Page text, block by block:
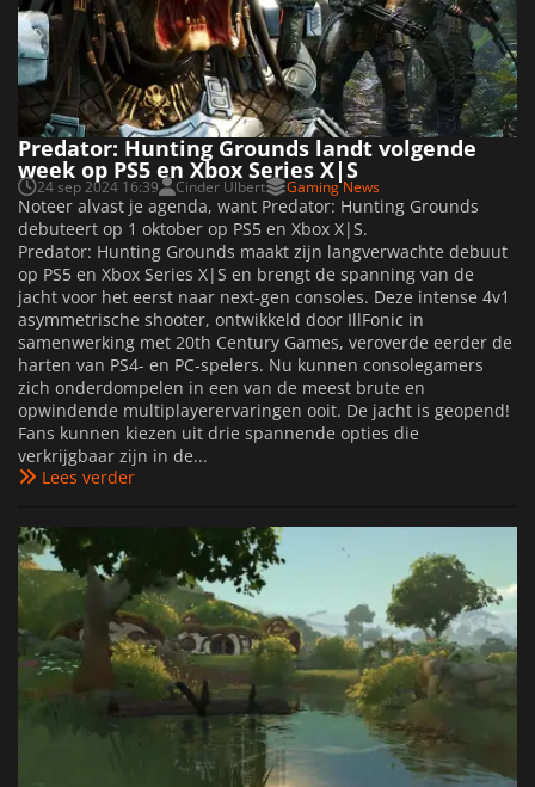
Predator: Hunting Grounds landt volgende
week op PS5 en Xbox Series X|S
24 sep 2024 16:39 Cinder Ulbert Gaming News
Noteer alvast je agenda, want Predator: Hunting Grounds
debuteert op 1 oktober op PS5 en Xbox X|S.
Predator: Hunting Grounds maakt zijn langverwachte debuut
op PS5 en Xbox Series X|S en brengt de spanning van de
jacht voor het eerst naar next-gen consoles. Deze intense 4v1
asymmetrische shooter, ontwikkeld door IllFonic in
samenwerking met 20th Century Games, veroverde eerder de
harten van PS4- en PC-spelers. Nu kunnen consolegamers
zich onderdompelen in een van de meest brute en
opwindende multiplayerervaringen ooit. De jacht is geopend!
Fans kunnen kiezen uit drie spannende opties die
verkrijgbaar zijn in de...
Lees verder